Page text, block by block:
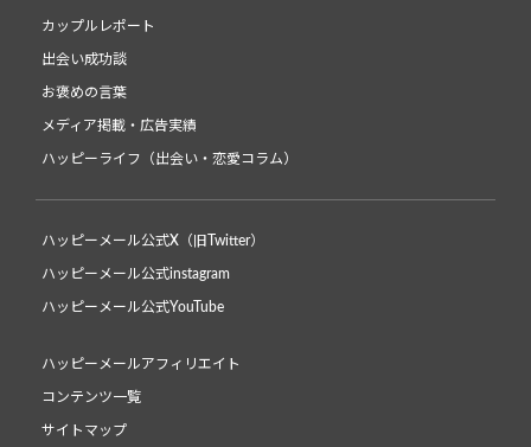
カップルレポート
出会い成功談
お褒めの言葉
メディア掲載・広告実績
ハッピーライフ（出会い・恋愛コラム）
ハッピーメール公式X（旧Twitter）
ハッピーメール公式instagram
ハッピーメール公式YouTube
ハッピーメールアフィリエイト
コンテンツ一覧
サイトマップ